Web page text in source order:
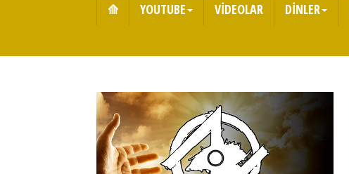
⟰ YOUTUBE VİDEOLAR DİNLER